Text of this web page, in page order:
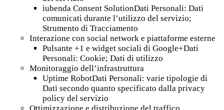
iubenda Consent SolutionDati Personali: Dati
comunicati durante l’utilizzo del servizio;
Strumento di Tracciamento
Interazione con social network e piattaforme esterne
Pulsante +1 e widget sociali di Google+Dati
Personali: Cookie; Dati di utilizzo
Monitoraggio dell’infrastruttura
Uptime RobotDati Personali: varie tipologie di
Dati secondo quanto specificato dalla privacy
policy del servizio